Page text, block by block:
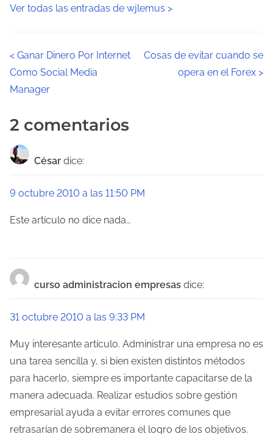
Ver todas las entradas de wjlemus >
N
a
e
g
i
n
e
e
n
t
r
< Ganar Dinero Por Internet
Como Social Media
Manager
Cosas de evitar cuando se
opera en el Forex >
2 comentarios
César dice:
9 octubre 2010 a las 11:50 PM
Este artículo no dice nada…
curso administracion empresas dice:
31 octubre 2010 a las 9:33 PM
Muy interesante artículo. Administrar una empresa no es
una tarea sencilla y, si bien existen distintos métodos
para hacerlo, siempre es importante capacitarse de la
manera adecuada. Realizar estudios sobre gestión
empresarial ayuda a evitar errores comunes que
retrasarían de sobremanera el logro de los objetivos.